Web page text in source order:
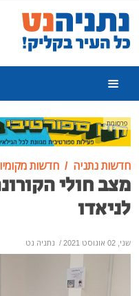
פרסומת
חדשות נתניה חדשות
מצב חולי
לניאדו
שני, 02 אוגוסט 2021 / נתניה נט